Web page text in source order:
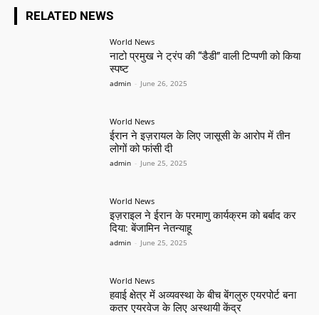
RELATED NEWS
World News
नाटो प्रमुख ने ट्रंप की “डैडी” वाली टिप्पणी को किया
स्पष्ट
admin - June 26, 2025
World News
ईरान ने इज़रायल के लिए जासूसी के आरोप में तीन
लोगों को फांसी दी
admin - June 25, 2025
World News
इज़राइल ने ईरान के परमाणु कार्यक्रम को बर्बाद कर
दिया: बेंजामिन नेतन्याहू
admin - June 25, 2025
World News
हवाई क्षेत्र में अव्यवस्था के बीच बेंगलुरु एयरपोर्ट बना
कतर एयरवेज के लिए अस्थायी केंद्र